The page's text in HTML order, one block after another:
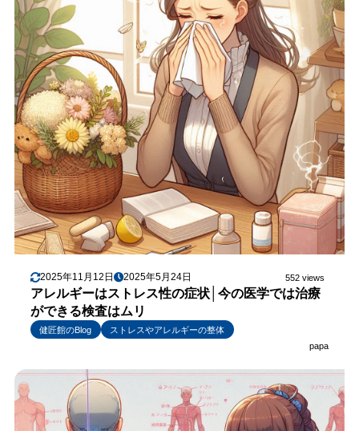
2025年11月12日 2025年5月24日 552 views
アレルギーはストレス性の症状│今の医学では治療
ができる検査はムリ
健匠館のBlog
ストレスやアレルギーの整体
papa